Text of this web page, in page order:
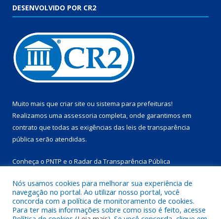
DESENVOLVIDO POR CR2
Muito mais que criar site ou sistema para prefeituras!
Realizamos uma assessoria completa, onde garantimos em
contrato que todas as exigências das leis de transparência
pública serão atendidas.
Conheça o PNTP e o Radar da Transparência Pública
Todos os direitos reservados a Prefeitura Municipal de
Nós usamos cookies para melhorar sua experiência de
navegação no portal. Ao utilizar nosso portal, você
concorda com a política de monitoramento de cookies.
Para ter mais informações sobre como isso é feito, acesse